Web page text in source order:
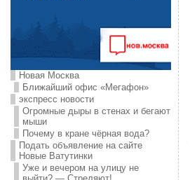
Новая Москва
Ближайший офис «Мегафон»
экспресс новости
Огромные дыры в стенах и бегают
мыши
Почему в кране чёрная вода?
Подать объявление на сайте
Новые Ватутинки
Уже и вечером на улицу не